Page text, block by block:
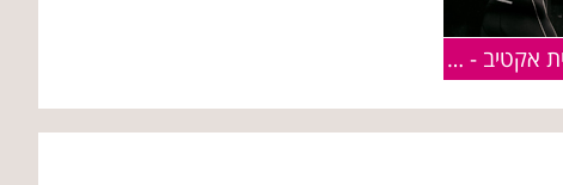
קסטרו מציגה: TLV קולקציית אקטיב - ללא הפסקה